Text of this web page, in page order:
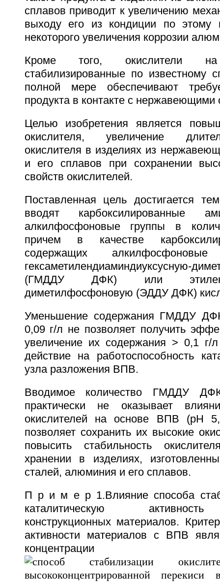
сплавов приводит к увеличению
выходу его из кондиции по этому
некоторого увеличения коррозии
Кроме того, окислители
стабилизированные по известному
полной мере обеспечивают
продукта в контакте с нержавеющими
Целью изобретения является
окислителя, увеличение
окислителя в изделиях из
и его сплавов при сохранении
свойств окислителей.
Поставленная цель достигается
вводят карбоксилированные
алкилфосфоновые группы в
причем в качестве
содержащих
гексаметилендиаминдиуксусную-
(ГМДДУ ДФК) или
диметилфосфоновую (ЭДДУ ДФК)
Уменьшение содержания ГМДДУ
0,09 г/л не позволяет получить
увеличение их содержания > 0,1 г/
действие на работоспособность
узла разложения ВПВ.
Вводимое количество ГМДДУ
практически не оказывает
окислителей на основе ВПВ (рН
позволяет сохранить их высокие
повысить стабильность
хранении в изделиях,
сталей, алюминия и его сплавов.
П р и м е р 1.Влияние способа
каталитическую
конструкционных материалов.
активности материалов с ВПВ